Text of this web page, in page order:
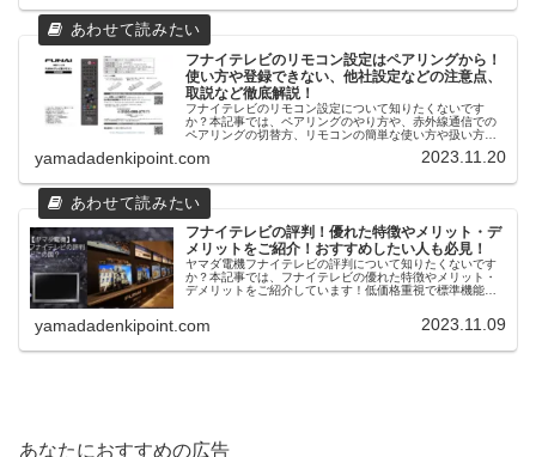
フナイテレビのリモコン設定はペアリングから！
使い方や登録できない、他社設定などの注意点、
取説など徹底解説！
フナイテレビのリモコン設定について知りたくないです
か？本記事では、ペアリングのやり方や、赤外線通信での
ペアリングの切替方、リモコンの簡単な使い方や扱い方の
良いフナイテレビのリモコン！まずは、単4電池を入れると
yamadadenkipoint.com 2023.11.20
フナイテレビの評判！優れた特徴やメリット・デ
メリットをご紹介！おすすめしたい人も必見！
ヤマダ電機フナイテレビの評判について知りたくないです
か？本記事では、フナイテレビの優れた特徴やメリット・
デメリットをご紹介しています！低価格重視で標準機能搭
yamadadenkipoint.com 2023.11.09
あなたにおすすめの広告